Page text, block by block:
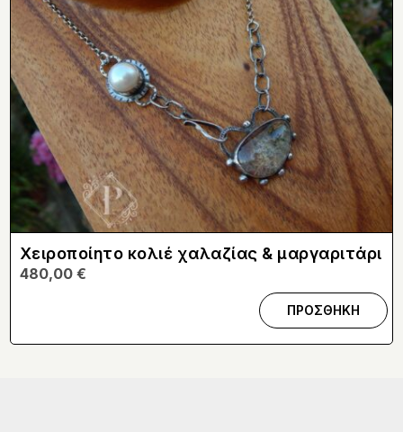
Χειροποίητο κολιέ χαλαζίας & μαργαριτάρι
480,00 €
ΠΡΟΣΘΗΚΗ